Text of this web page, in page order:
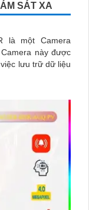
SÁT XA
là một Camera
lưu trữ dữ liệu